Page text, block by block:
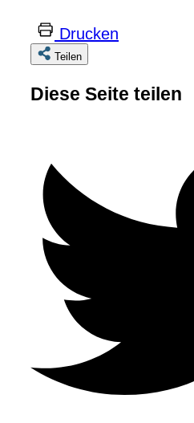
Drucken
Teilen
Diese Seite teilen